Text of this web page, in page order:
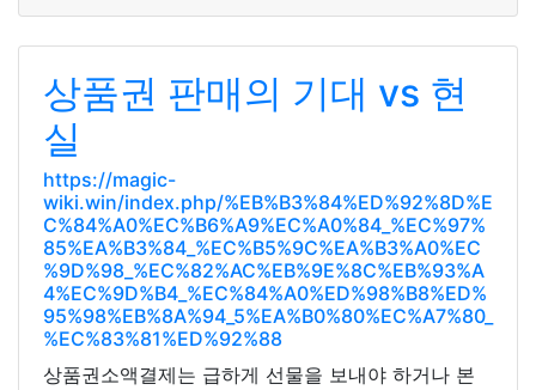
상품권 판매의 기대 vs 현
실
https://magic-
wiki.win/index.php/%EB%B3%84%ED%92%8D%E
C%84%A0%EC%B6%A9%EC%A0%84_%EC%97%
85%EA%B3%84_%EC%B5%9C%EA%B3%A0%EC
%9D%98_%EC%82%AC%EB%9E%8C%EB%93%A
4%EC%9D%B4_%EC%84%A0%ED%98%B8%ED%
95%98%EB%8A%94_5%EA%B0%80%EC%A7%80_
%EC%83%81%ED%92%88
상품권소액결제는 급하게 선물을 보내야 하거나 본